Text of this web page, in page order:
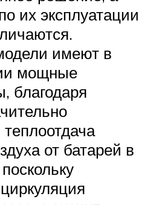
их эксплуатации
имеют в
мощные
благодаря
от батарей в